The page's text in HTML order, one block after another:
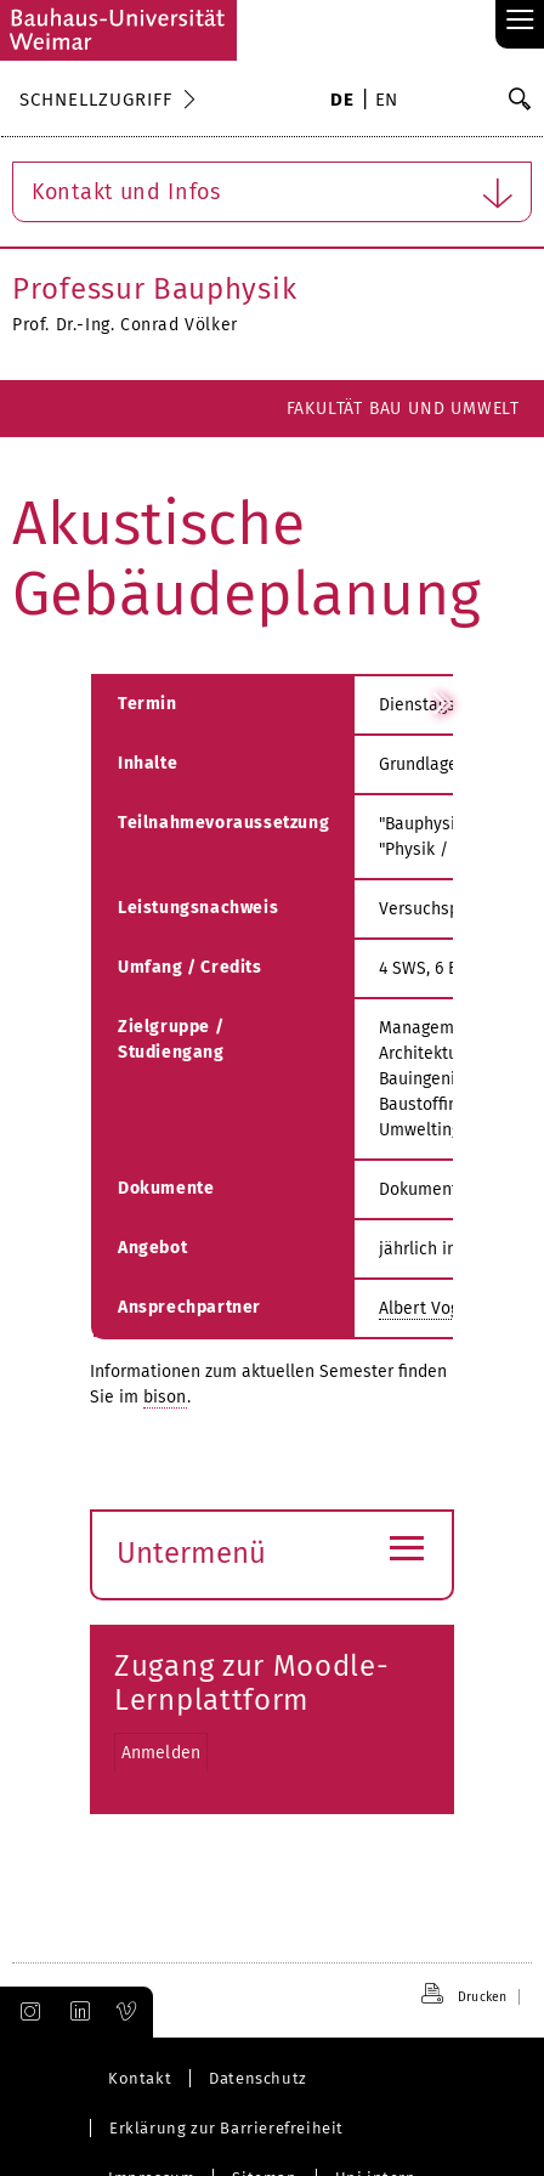
≡
SCHNELLZUGRIFF DE EN
Kontakt und Infos
Professur Bauphysik
Prof. Dr.-Ing. Conrad Völker
FAKULTÄT BAU UND UMWELT
Akustische
Gebäudeplanung
Termin Dienstags, 09:15 -
Inhalte Grundlagen Akustik,
Teilnahmevoraussetzung
"Bauphysik" (Fak. A)
"Physik / Bauphysik"
Leistungsnachweis Versuchsprotokolle,
Umfang / Credits 4 SWS, 6 ECTS
Zielgruppe /
Studiengang
Management [Bau
Architektur
Bauingenieurwesen
Dokumente Dokumente zur
Angebot jährlich im
Ansprechpartner Albert Vogel
Informationen zum aktuellen Semester finden
Sie im bison.
Untermenü
öffnen
≡
Zugang zur Moodle-
Lernplattform
Anmelden
Drucken
Kontakt Datenschutz
Erklärung zur Barrierefreiheit